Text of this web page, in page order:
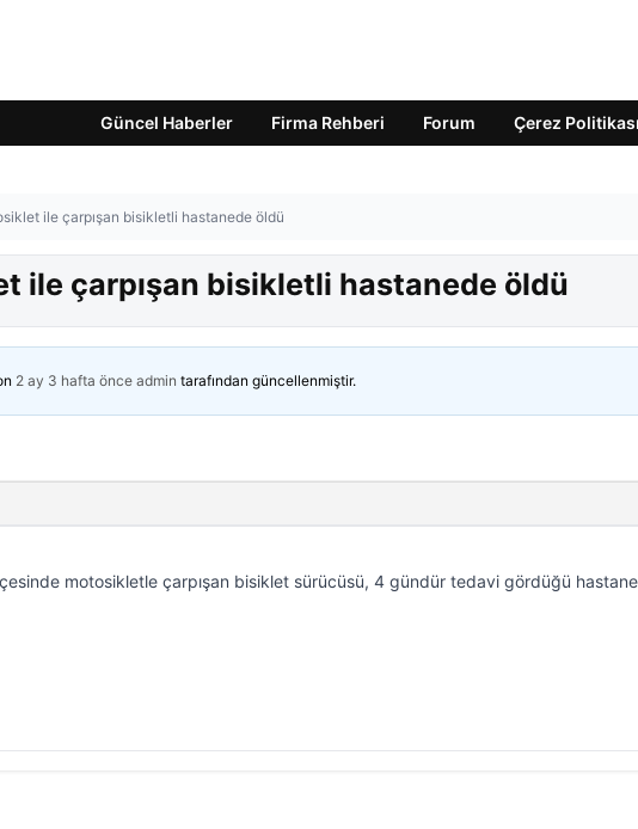
Güncel Haberler Firma Rehberi Forum Çerez Politikası
ile çarpışan bisikletli hastanede öldü
ile çarpışan bisikletli hastanede öldü
2 ay 3 hafta önce admin tarafından güncellenmiştir.
ilçesinde motosikletle çarpışan bisiklet sürücüsü, 4 gündür tedavi gördüğü